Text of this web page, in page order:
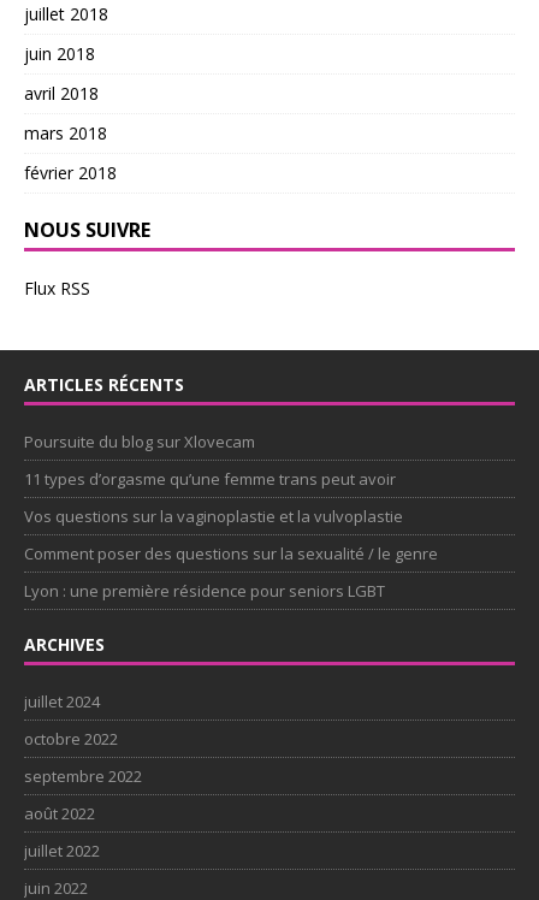
juillet 2018
juin 2018
avril 2018
mars 2018
février 2018
NOUS SUIVRE
Flux RSS
ARTICLES RÉCENTS
Poursuite du blog sur Xlovecam
11 types d’orgasme qu’une femme trans peut avoir
Vos questions sur la vaginoplastie et la vulvoplastie
Comment poser des questions sur la sexualité / le genre
Lyon : une première résidence pour seniors LGBT
ARCHIVES
juillet 2024
octobre 2022
septembre 2022
août 2022
juillet 2022
juin 2022